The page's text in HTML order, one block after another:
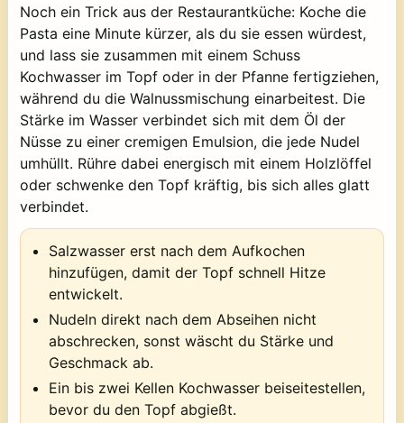
Noch ein Trick aus der Restaurantküche: Koche die
Pasta eine Minute kürzer, als du sie essen würdest,
und lass sie zusammen mit einem Schuss
Kochwasser im Topf oder in der Pfanne fertigziehen,
während du die Walnussmischung einarbeitest. Die
Stärke im Wasser verbindet sich mit dem Öl der
Nüsse zu einer cremigen Emulsion, die jede Nudel
umhüllt. Rühre dabei energisch mit einem Holzlöffel
oder schwenke den Topf kräftig, bis sich alles glatt
verbindet.
Salzwasser erst nach dem Aufkochen
hinzufügen, damit der Topf schnell Hitze
entwickelt.
Nudeln direkt nach dem Abseihen nicht
abschrecken, sonst wäscht du Stärke und
Geschmack ab.
Ein bis zwei Kellen Kochwasser beiseitestellen,
bevor du den Topf abgießt.